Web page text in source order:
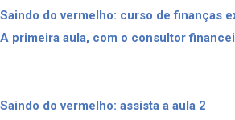
Saindo do vermelho: curso de finanças
A primeira aula, com o consultor
Saindo do vermelho: assista a aula 2